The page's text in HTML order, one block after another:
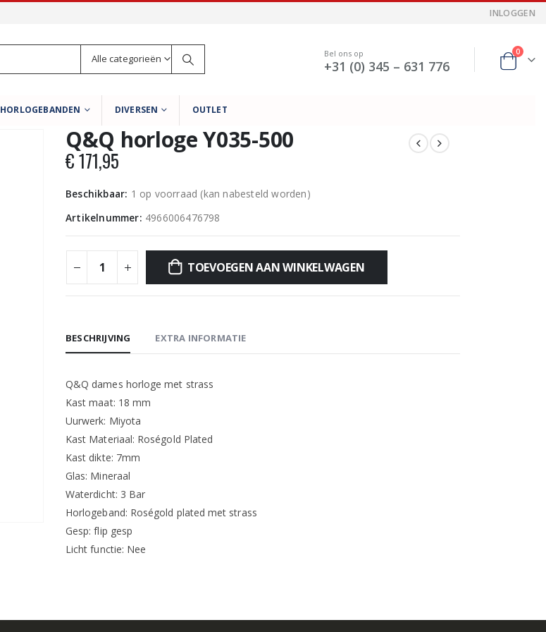
INLOGGEN
Alle categorieën Bel ons op
+31 (0) 345 – 631 776
0
HORLOGEBANDEN DIVERSEN OUTLET
Q&Q horloge Y035-500
€171,95
Beschikbaar: 1 op voorraad (kan nabesteld worden)
Artikelnummer: 4966006476798
TOEVOEGEN AAN WINKELWAGEN
BESCHRIJVING EXTRA INFORMATIE
Q&Q dames horloge met strass
Kast maat: 18 mm
Uurwerk: Miyota
Kast Materiaal: Roségold Plated
Kast dikte: 7mm
Glas: Mineraal
Waterdicht: 3 Bar
Horlogeband: Roségold plated met strass
Gesp: flip gesp
Licht functie: Nee